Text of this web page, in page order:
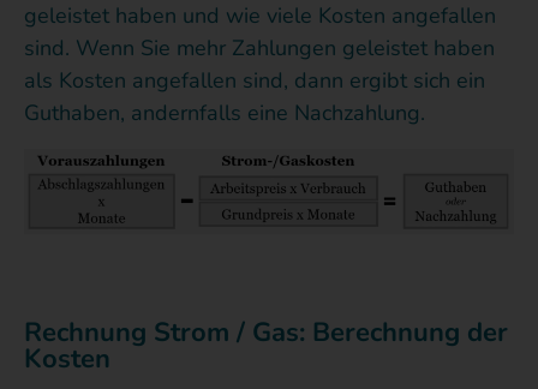
geleistet haben und wie viele Kosten angefallen
sind. Wenn Sie mehr Zahlungen geleistet haben
als Kosten angefallen sind, dann ergibt sich ein
Guthaben, andernfalls eine Nachzahlung.
Rechnung Strom / Gas: Berechnung der
Kosten